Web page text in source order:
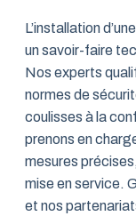
L’installation
un savoir-faire
Nos experts
normes de
coulisses à la
prenons en
mesures
mise en service.
et nos